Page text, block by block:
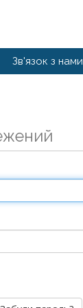
Зв'язок з нами